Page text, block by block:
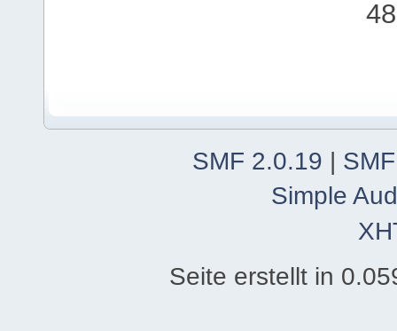
SMF 2.0.19
Simple
Seite erstellt in